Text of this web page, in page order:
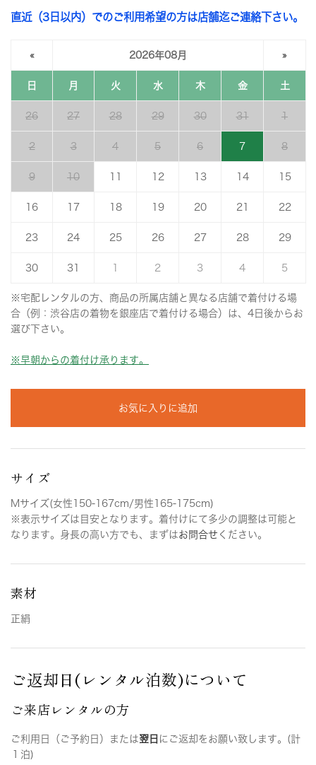
直近（3日以内）でのご利用希望の方は店舗迄ご連絡下さい。
« 2026年08月 »
日 月 火 水 木 金 土
26 27 28 29 30 31 1
2 3 4 5 6 7 8
9 10 12 13 14 15
16 17 18 19 20 21 22
23 24 25 26 27 28 29
30 31 2 3 4 5
※宅配レンタルの方、商品の所属店舗と異なる店舗で着付ける場
合（例：渋谷店の着物を銀座店で着付ける場合）は、4日後からお
選び下さい。
※早朝からの着付け承ります。
お気に入りに追加
サイズ
Mサイズ(女性150-167cm/男性165-175cm)
※表示サイズは目安となります。着付けにて多少の調整は可能と
なります。身長の高い方でも、まずはお問合せ ください。
素材
正絹
ご返却日(レンタル泊数)について
ご来店レンタルの方
ご利用日（ご予約日）または翌日 にご返却をお願い致します。(計
１泊)